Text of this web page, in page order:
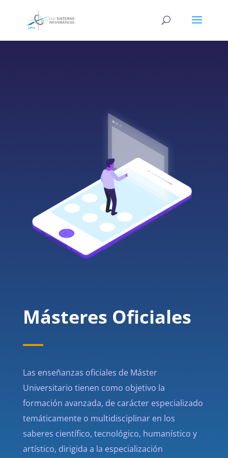
Másteres Oficiales
Las enseñanzas oficiales de Máster
Universitario tienen como objetivo la
formación avanzada, de carácter especializado
temáticamente o multidisciplinar en los
saberes científico, tecnológico, humanístico y
artístico, dirigida a la especialización